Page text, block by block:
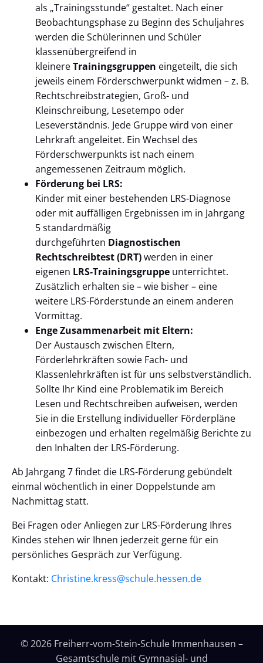
als „Trainingsstunde“ gestaltet. Nach einer
Beobachtungsphase zu Beginn des Schuljahres
werden die Schülerinnen und Schüler
klassenübergreifend in
kleinereTrainingsgruppen eingeteilt, die sich
jeweils einem Förderschwerpunkt widmen – z. B.
Rechtschreibstrategien, Groß- und
Kleinschreibung, Lesetempo oder
Leseverständnis. Jede Gruppe wird von einer
Lehrkraft angeleitet. Ein Wechsel des
Förderschwerpunkts ist nach einem
angemessenen Zeitraum möglich.
Förderung bei LRS:
Kinder mit einer bestehenden LRS-Diagnose
oder mit auffälligen Ergebnissen im in Jahrgang
5 standardmäßig
durchgeführten Diagnostischen
Rechtschreibtest (DRT)werden in einer
eigenen LRS-Trainingsgruppe unterrichtet.
Zusätzlich erhalten sie – wie bisher – eine
weitere LRS-Förderstunde an einem anderen
Vormittag.
Enge Zusammenarbeit mit Eltern:
Der Austausch zwischen Eltern,
Förderlehrkräften sowie Fach- und
Klassenlehrkräften ist für uns selbstverständlich.
Sollte Ihr Kind eine Problematik im Bereich
Lesen und Rechtschreiben aufweisen, werden
Sie in die Erstellung individueller Förderpläne
einbezogen und erhalten regelmäßig Berichte zu
den Inhalten der LRS-Förderung.
Ab Jahrgang 7 findet die LRS-Förderung gebündelt
einmal wöchentlich in einer Doppelstunde am
Nachmittag statt.
Bei Fragen oder Anliegen zur LRS-Förderung Ihres
Kindes stehen wir Ihnen jederzeit gerne für ein
persönliches Gespräch zur Verfügung.
Kontakt: Christine.kress@schule.hessen.de
© 2026 Freiherr-vom-Stein-Schule Immenhausen –
Gesamtschule mit Gymnasial- und